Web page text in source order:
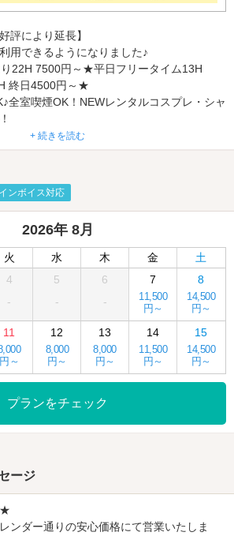
評により延長】
用できるようになりました♪
22H 7500円～★平日フリータイム13H
終日4500円～★
全室喫煙OK！NEWレンタルコスプレ・シャ
ダルトYouTube見放題★
+ 続きを読む
インボイス対応
2026年 8月
火 水 木 金
土
4
-
5
-
6
-
7
11,500
円～
8
14,500
円～
11
円～
12
8,000
円～
13
8,000
円～
14
11,500
円～
15
14,500
円～
プランをチェック
ージ
★
ンダー通りの安心価格にて営業いたしま